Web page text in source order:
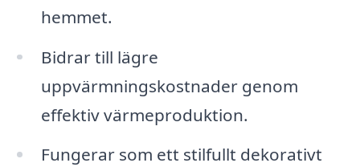
hemmet.
Bidrar till lägre
uppvärmningskostnader genom
effektiv värmeproduktion.
Fungerar som ett stilfullt dekorativt